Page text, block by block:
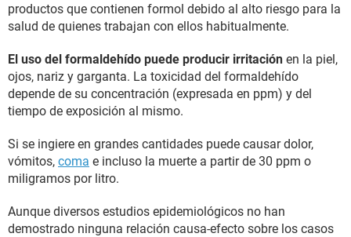
productos que contienen formol debido al alto riesgo para la
salud de quienes trabajan con ellos habitualmente.
El uso del formaldehído puede producir irritación en la piel,
ojos, nariz y garganta. La toxicidad del formaldehído
depende de su concentración (expresada en ppm) y del
tiempo de exposición al mismo.
Si se ingiere en grandes cantidades puede causar dolor,
vómitos, coma e incluso la muerte a partir de 30 ppm o
miligramos por litro.
Aunque diversos estudios epidemiológicos no han
demostrado ninguna relación causa-efecto sobre los casos